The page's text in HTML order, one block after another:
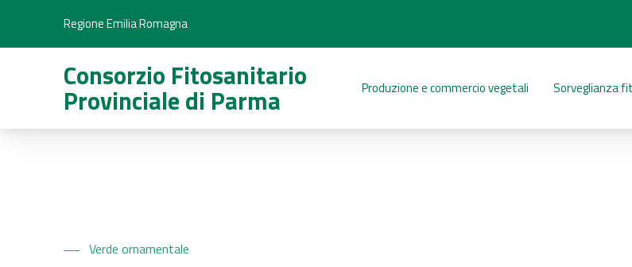
Regione Emilia Romagna
Consorzio Fitosanitario
Provinciale di Parma Produzione e commercio vegetali Sorveglianza
Verde ornamentale